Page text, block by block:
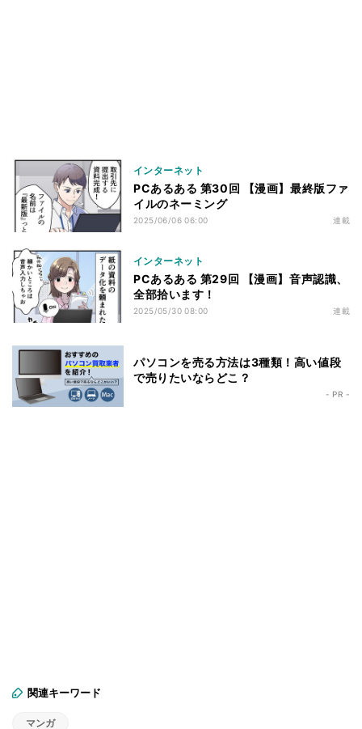
インターネット
PCあるある 第30回 【漫画】最終版ファ
イルのネーミング
2025/06/06 06:00 連載
インターネット
PCあるある 第29回 【漫画】音声認識、
全部拾います！
2025/05/30 08:00 連載
パソコンを売る方法は3種類！高い値段
で売りたいならどこ？
- PR -
関連キーワード
マンガ